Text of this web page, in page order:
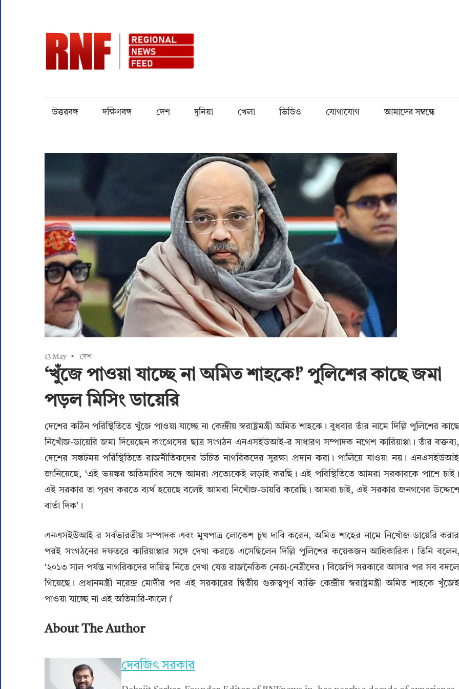
content
Quantity
উত্তরবঙ্গ দক্ষিণবঙ্গ দেশ দুনিয়া খেলা ভিডিও যোগাযোগ আমাদের সম্বন্ধে
13 May দেশ
‘খুঁজে পাওয়া যাচ্ছে না অমিত শাহকে!’ পুলিশের কাছে জমা
পড়ল মিসিং ডায়েরি
দেশের কঠিন পরিস্থিতিতে খুঁজে পাওয়া যাচ্ছে না কেন্দ্রীয় স্বরাষ্ট্রমন্ত্রী অমিত শাহকে। বুধবার তাঁর নামে দিল্লি পুলিশের কাছে
নিখোঁজ-ডায়েরি জমা দিয়েছেন কংগ্রেসের ছাত্র সংগঠন এনএসইউআই-র সাধারণ সম্পাদক নগেশ কারিয়াপ্পা। তাঁর বক্তব্য,
দেশের সঙ্কটময় পরিস্থিতিতে রাজনীতিকদের উচিত নাগরিকদের সুরক্ষা প্রদান করা। পালিয়ে যাওয়া নয়। এনএসইউআই
জানিয়েছে, ‘এই ভয়ঙ্কর অতিমারির সঙ্গে আমরা প্রত্যেকেই লড়াই করছি। এই পরিস্থিতিতে আমরা সরকারকে পাশে চাই।
এই সরকার তা পূরণ করতে ব্যর্থ হয়েছে বলেই আমরা নিখোঁজ-ডায়রি করেছি। আমরা চাই, এই সরকার জনগণের উদ্দেশে
বার্তা দিক’।
এনএসইউআই-র সর্বভারতীয় সম্পাদক এবং মুখপাত্র লোকেশ চুঘ দাবি করেন, অমিত শাহের নামে নিখোঁজ-ডায়েরি করার
পরই সংগঠনের দফতরে কারিয়াপ্পার সঙ্গে দেখা করতে এসেছিলেন দিল্লি পুলিশের কয়েকজন আধিকারিক। তিনি বলেন,
‘২০১৩ সাল পর্যন্ত নাগরিকদের দায়িত্ব নিতে দেখা যেত রাজনৈতিক নেতা-নেত্রীদের। বিজেপি সরকারে আসার পর সব বদলে
গিয়েছে। প্রধানমন্ত্রী নরেন্দ্র মোদীর পর এই সরকারের দ্বিতীয় গুরুত্বপূর্ণ ব্যক্তি কেন্দ্রীয় স্বরাষ্ট্রমন্ত্রী অমিত শাহকে খুঁজেই
পাওয়া যাচ্ছে না এই অতিমারি-কালে।’
About The Author
দেবজিৎ সরকার